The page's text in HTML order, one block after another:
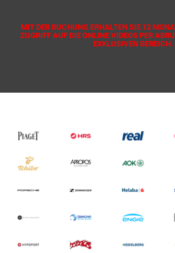
MIT DER BUCHUNG ERHALTEN SIE 12
ZUGRIFF AUF DIE ONLINE VIDEOS PER
EXKLUSIVEN BEREICH.
e
i
s